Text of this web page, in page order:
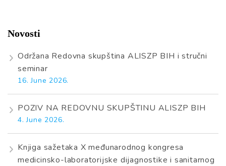
Novosti
Održana Redovna skupština ALISZP BIH i stručni
seminar
16. June 2026.
POZIV NA REDOVNU SKUPŠTINU ALISZP BIH
4. June 2026.
Knjiga sažetaka X međunarodnog kongresa
medicinsko-laboratorijske dijagnostike i sanitarnog